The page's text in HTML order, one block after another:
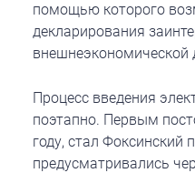
помощью которого
декларирования
внешнеэкономической
Процесс введения
поэтапно. Первым
году, стал
предусматривались